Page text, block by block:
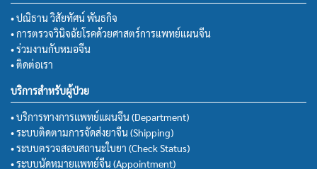
• ปณิธาน วิสัยทัศน์ พันธกิจ
• การตรวจวินิจฉัยโรคด้วยศาสตร์การแพทย์แผนจีน
• ร่วมงานกับหมอจีน
• ติดต่อเรา
บริการสำหรับผู้ป่วย
• บริการทางการแพทย์แผนจีน (Department)
• ระบบติดตามการจัดส่งยาจีน (Shipping)
• ระบบตรวจสอบสถานะใบยา (Check Status)
• ระบบนัดหมายแพทย์จีน (Appointment)